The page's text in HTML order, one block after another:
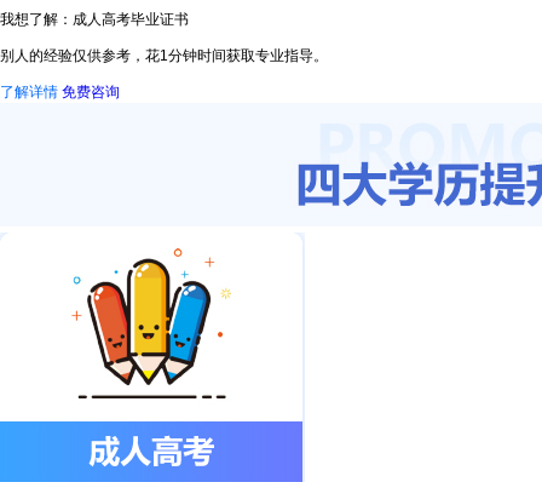
我想了解：成人高考毕业证书
别人的经验仅供参考，花1分钟时间获取专业指导。
了解详情 免费咨询